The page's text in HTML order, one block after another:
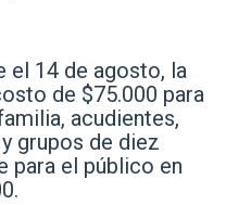
el 14 de agosto, la
de $75.000 para
acudientes,
grupos de diez
para el público en